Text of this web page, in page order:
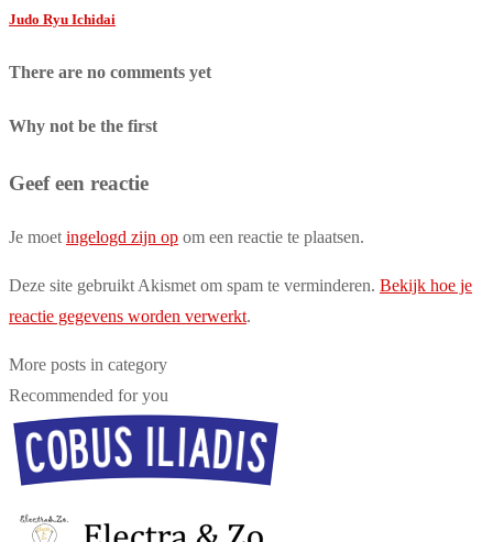
Judo Ryu Ichidai
There are no comments yet
Why not be the first
Geef een reactie
Je moet ingelogd zijn op om een reactie te plaatsen.
Deze site gebruikt Akismet om spam te verminderen. Bekijk hoe je
reactie gegevens worden verwerkt.
More posts in category
Recommended for you